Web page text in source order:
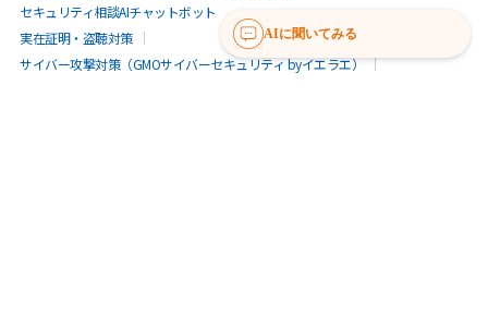
セキュリティ相談AIチャットボット
実在証明・盗聴対策
サイバー攻撃対策（GMOサイバーセキュリティ byイエラエ）
AIに聞いてみる